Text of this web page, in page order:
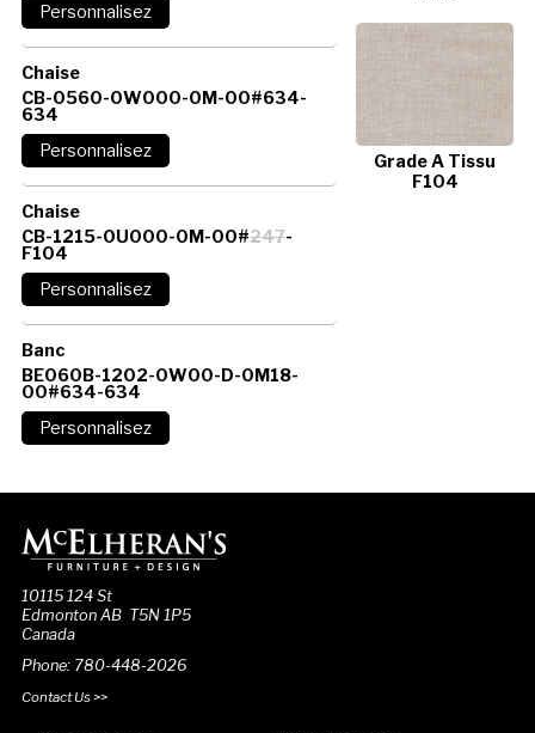
Grade A Tissu
F104
Chaise
CB-0560-0W000-0M-00#634-
634
Chaise
CB-1215-0U000-0M-00#247-
F104
Banc
BE060B-1202-0W00-D-0M18-
00#634-634
10115 124 St
Edmonton AB T5N 1P5
Canada
Phone: 780-448-2026
Contact Us >>